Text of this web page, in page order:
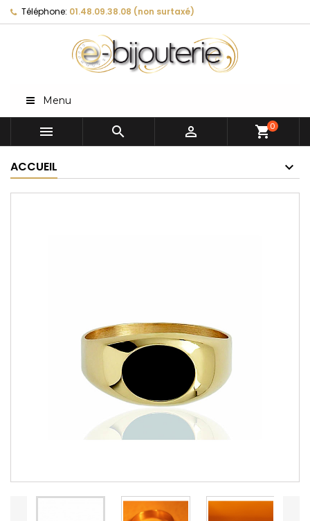
Téléphone: 01.48.09.38.08 (non surtaxé)
Menu
   shopping_cart0
ACCUEIL